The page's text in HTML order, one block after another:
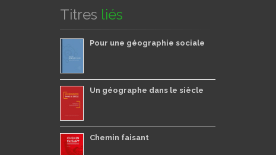
Titres liés
Pour une géographie sociale
Un géographe dans le siècle
Chemin faisant